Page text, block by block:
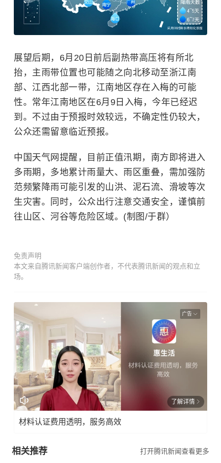
展望后期，6月20日前后副热带高压将有所北
抬，主雨带位置也可能随之向北移动至浙江南
部、江西北部一带，江南地区存在入梅的可能
性。常年江南地区在6月9日入梅，今年已经迟
到。不过由于预报时效较远，不确定性仍较大，
公众还需留意临近预报。
中国天气网提醒，目前正值汛期，南方即将进入
多雨期，多地累计雨量大、雨区重叠，需加强防
范频繁降雨可能引发的山洪、泥石流、 滑坡等次
生灾害。同时，公众出行注意交通安全，谨慎前
往山区、河谷等危险区域。(制图/于群）
免责声明
本文来自腾讯新闻客户端创作者，不代表腾讯新闻的观点和立
场。
广告
了解详情
材料认证费用透明，服务高效
相关推荐 打开腾讯新闻查看更多